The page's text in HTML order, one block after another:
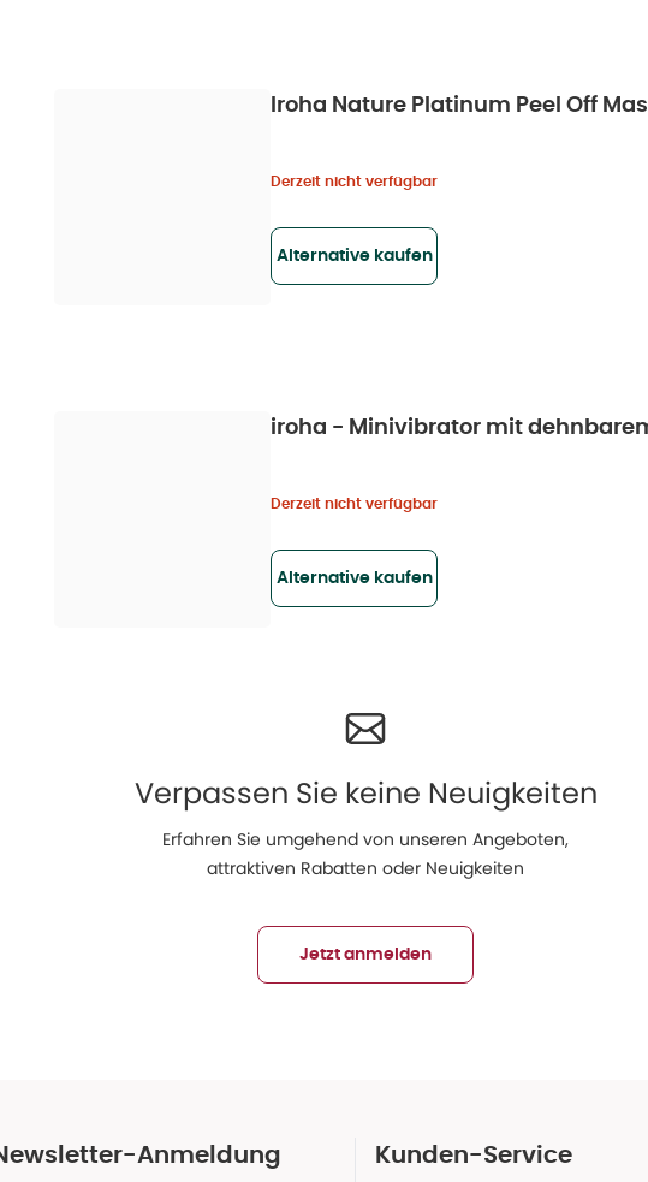
Iroha Nature Platinum Peel Off
Derzeit nicht verfügbar
Alternative kaufen
iroha - Minivibrator mit dehnbarem
Derzeit nicht verfügbar
Alternative kaufen
Verpassen Sie keine Neuigkeiten
Erfahren Sie umgehend von unseren Angeboten,
attraktiven Rabatten oder Neuigkeiten
Jetzt anmelden
Anmeldung Kunden-Service